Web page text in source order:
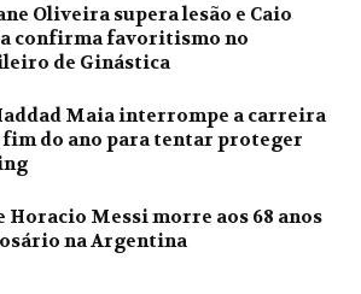
Oliveira supera lesão e Caio
confirma favoritismo no
de Ginástica
Maia interrompe a carreira
fim do ano para tentar proteger
Horacio Messi morre aos 68 anos
na Argentina